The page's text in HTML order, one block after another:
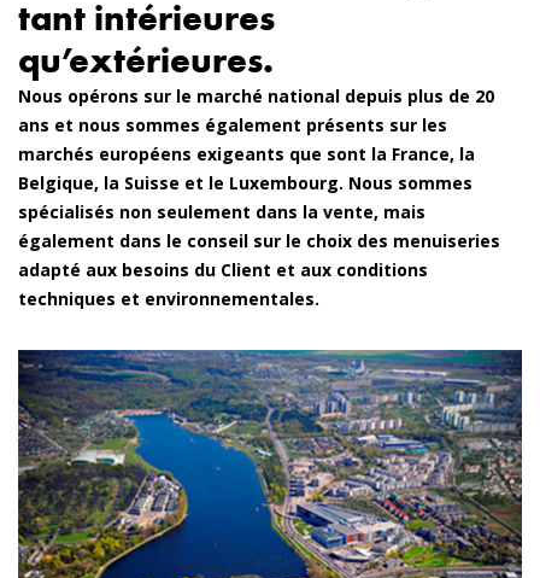
E-SHOP
CONTACT
tant intérieures
qu’extérieures.
Nous opérons sur le marché national depuis plus de 20
ans et nous sommes également présents sur les
marchés européens exigeants que sont la France, la
Belgique, la Suisse et le Luxembourg. Nous sommes
spécialisés non seulement dans la vente, mais
également dans le conseil sur le choix des menuiseries
adapté aux besoins du Client et aux conditions
techniques et environnementales.